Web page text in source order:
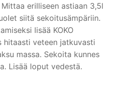
Mittaa erilliseen astiaan 3,5l
siitä sekoitusämpäriin.
lisää KOKO
hitaasti veteen jatkuvasti
massa. Sekoita kunnes
Lisää loput vedestä.